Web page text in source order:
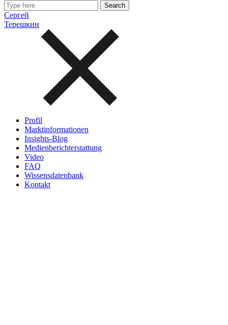
Сергей
Терешкин
Profil
Marktinformationen
Insights-Blog
Medienberichterstattung
Video
FAQ
Wissensdatenbank
Kontakt